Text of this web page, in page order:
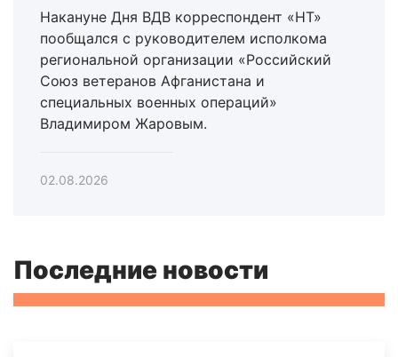
Накануне Дня ВДВ корреспондент «НТ»
пообщался с руководителем исполкома
региональной организации «Российский
Союз ветеранов Афганистана и
специальных военных операций»
Владимиром Жаровым.
02.08.2026
Последние новости